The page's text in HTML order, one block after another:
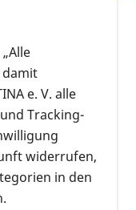
Ein
Symptome
Diagnose
diese Zeit nicht
da war ich fünf
damit
e. V. alle
Tracking-
widerrufen,
in den